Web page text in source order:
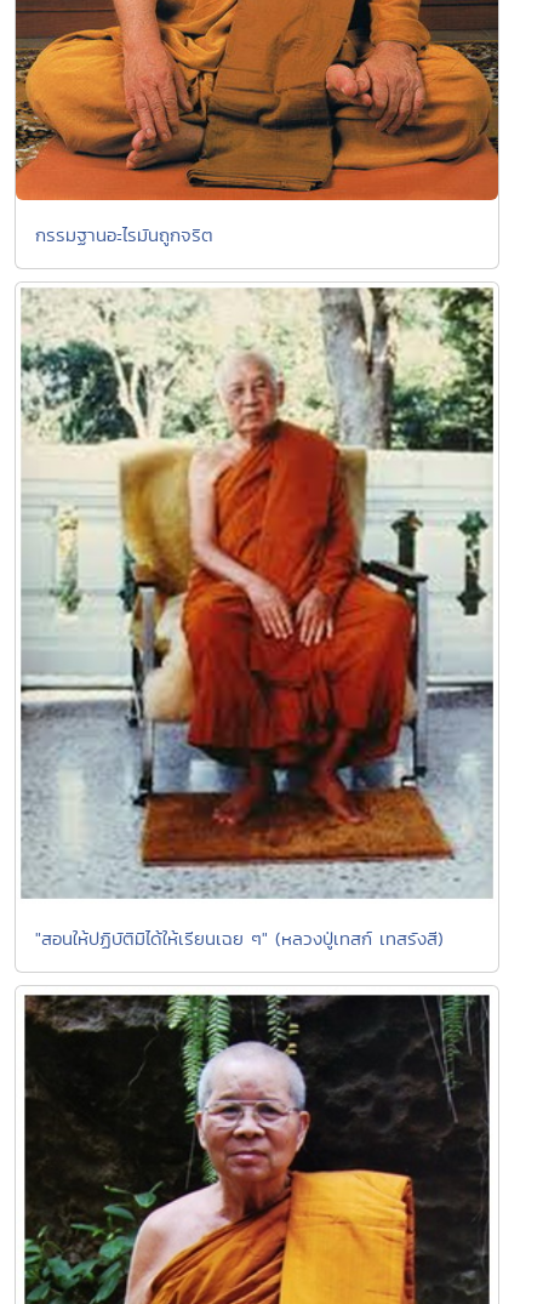
กรรมฐานอะไรมันถูกจริต
"สอนให้ปฏิบัติมิได้ให้เรียนเฉย ๆ" (หลวงปู่เทสก์ เทสรังสี)